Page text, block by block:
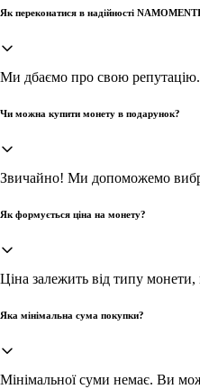
Як переконатися в надійності
Ми дбаємо про свою репутацію.
Чи можна купити монету в подарунок?
Звичайно! Ми допоможемо
Як формується ціна на монету?
Ціна залежить від типу
Яка мінімальна сума покупки?
Мінімальної суми немає. Ви